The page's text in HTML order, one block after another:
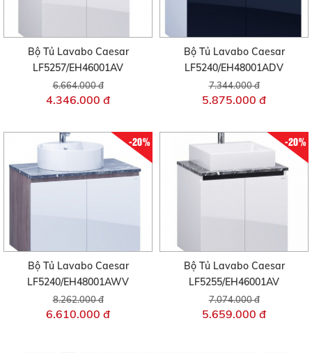
Bộ Tủ Lavabo Caesar
LF5257/EH46001AV
6.664.000 đ
4.346.000 đ
Bộ Tủ Lavabo Caesar
LF5240/EH48001ADV
7.344.000 đ
5.875.000 đ
-20%
Bộ Tủ Lavabo Caesar
LF5240/EH48001AWV
8.262.000 đ
6.610.000 đ
-20%
Bộ Tủ Lavabo Caesar
LF5255/EH46001AV
7.074.000 đ
5.659.000 đ